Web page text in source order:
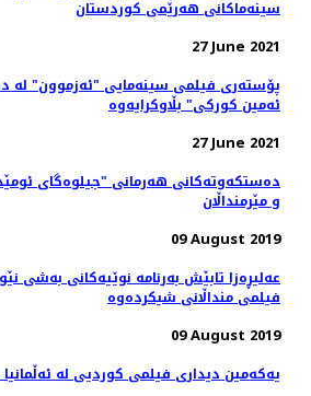
سینەماکانی هەرێمی کوردستان
27 June 2021
پۆسته‌ری فیلمی سینەمایی "ئەزموون" لە
ئەمین کورکی" بڵاوکرایەوە
27 June 2021
ده‌ستکه‌وته‌کانی هه‌رمانی "جیلوه‌گای
و مێرمنداڵان
09 August 2019
عه‌لیڕه‌زا تابێش به‌رنامه‌ نوێیه‌کانی به‌شی
09 August 2019
یەکەمین دیداری فیلمی کوردیی لە ئەڵمانیا